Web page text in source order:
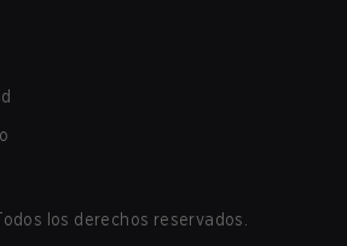
los derechos reservados.